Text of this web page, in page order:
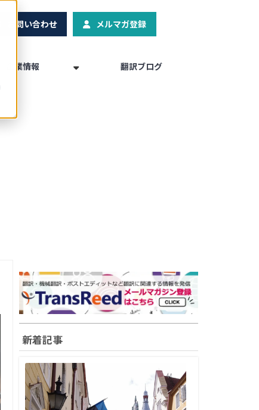
お問い合わせ メルマガ登録
企業情報 翻訳ブログ
新着記事